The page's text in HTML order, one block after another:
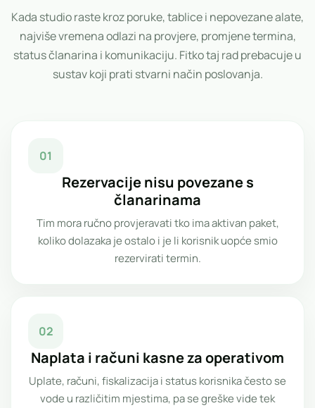
Kada studio raste kroz poruke, tablice i nepovezane alate,
najviše vremena odlazi na provjere, promjene termina,
status članarina i komunikaciju. Fitko taj rad prebacuje u
sustav koji prati stvarni način poslovanja.
01
Rezervacije nisu povezane s
članarinama
Tim mora ručno provjeravati tko ima aktivan paket,
koliko dolazaka je ostalo i je li korisnik uopće smio
rezervirati termin.
02
Naplata i računi kasne za operativom
Uplate, računi, fiskalizacija i status korisnika često se
vode u različitim mjestima, pa se greške vide tek